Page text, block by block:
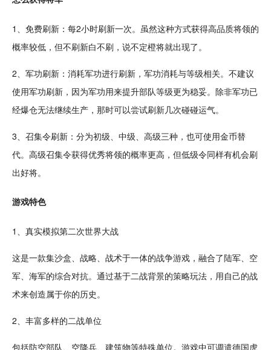
1、 免费刷新：每2小时刷新一次。虽然这种方式获得高品质将领的
概率较低，但不刷新白不刷，说不定橙将就出现了。
2、军功刷新：消耗军功进行刷新，军功消耗与等级相关。不建议
使用军功刷新，因为军功用来提升部队等级更为稳妥。除非军功已
经爆仓无法继续生产，那时可以尝试刷新几次碰碰运气。
3、召集令刷新：分为初级、中级、高级三种，也可使用金币替
代。高级召集令获得优秀将领的概率更高，但低级令同样有机会刷
出好将。
游戏特色
1、真实模拟第二次世界大战
这是一款集沙盒、 战略 、战术于一体的战争游戏，融合了陆军、空
军、海军的综合对抗。通过基于二战背景的策略玩法，用自己的战
术来创造属于你的历史。
2、丰富多样的二战单位
包括防空部队、空降兵、 建筑物等特殊单位。游戏中可调遣德国虎